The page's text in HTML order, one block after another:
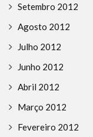
Setembro 2012
Agosto 2012
Julho 2012
Junho 2012
Abril 2012
Março 2012
Fevereiro 2012